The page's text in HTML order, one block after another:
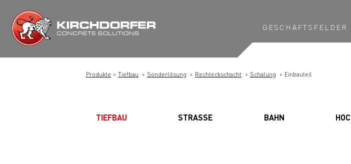
Inhalt
springen
GESCHÄFTSFELDER
Produkte Tiefbau Sonderlösung Rechteckschacht Schalung Einbauteil
TIEFBAU STRASSE BAHN